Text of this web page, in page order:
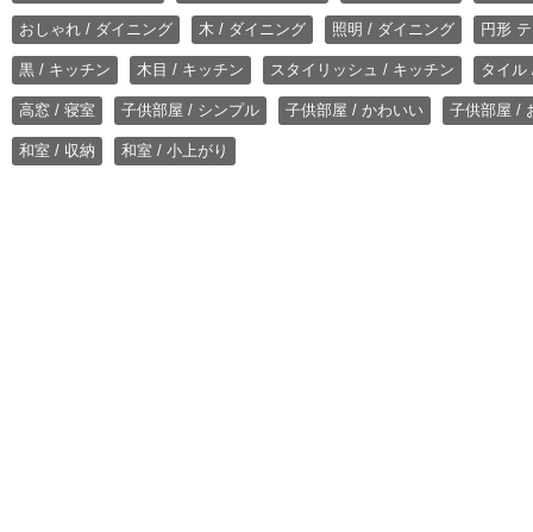
おしゃれ / ダイニング 木 / ダイニング 照明 / ダイニング 円形
黒 / キッチン 木目 / キッチン スタイリッシュ / キッチン タイル
高窓 / 寝室 子供部屋 / シンプル 子供部屋 / かわいい 子供部屋 /
和室 / 収納 和室 / 小上がり